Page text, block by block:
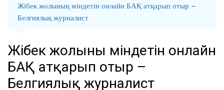
Жібек жолының міндетін онлайн БАҚ атқарып отыр –
Белгиялық журналист
Жібек жолының міндетін онлайн
БАҚ атқарып отыр –
Белгиялық журналист